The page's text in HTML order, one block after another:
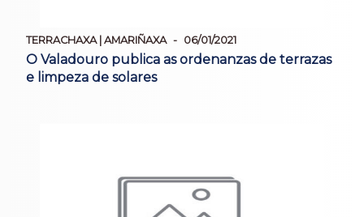
TERRACHAXA | AMARIÑAXA 06/01/2021
O Valadouro publica as ordenanzas de terrazas
e limpeza de solares